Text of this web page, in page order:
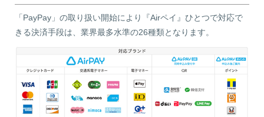
「PayPay」の取り扱い開始により『Airペイ』ひとつで対応で
きる決済手段は、業界最多水準の26種類となります。